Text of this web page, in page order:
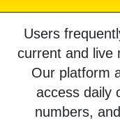
Users
current and live
Our platform
access daily
numbers,